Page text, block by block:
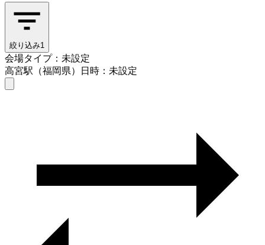
絞り込み1
会場タイプ：未設定
高宮駅（福岡県）
日時：未設定